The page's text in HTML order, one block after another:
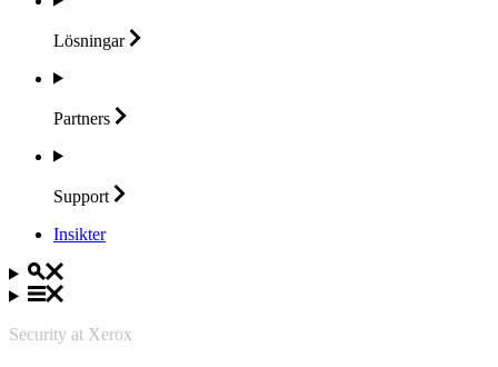
Lösningar
Partners
Support
Insikter
Security at Xerox